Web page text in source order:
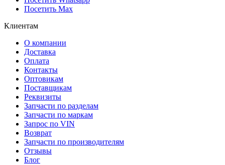
Посетить Max
Клиентам
О компании
Доставка
Оплата
Контакты
Оптовикам
Поставщикам
Реквизиты
Запчасти по разделам
Запчасти по маркам
Запрос по VIN
Возврат
Запчасти по производителям
Отзывы
Блог